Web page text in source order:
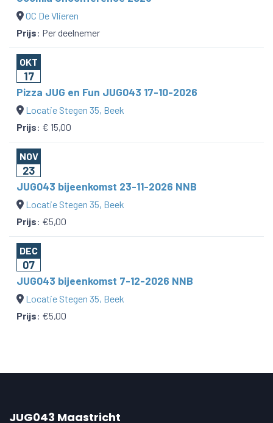
OC De Vlieren
Prijs: Per deelnemer
OKT
17
Pizza JUG en Fun JUG043 17-10-2026
Locatie Stegen 35, Beek
Prijs: € 15,00
NOV
23
JUG043 bijeenkomst 23-11-2026 NNB
Locatie Stegen 35, Beek
Prijs: €5,00
DEC
07
JUG043 bijeenkomst 7-12-2026 NNB
Locatie Stegen 35, Beek
Prijs: €5,00
JUG043 Maastricht